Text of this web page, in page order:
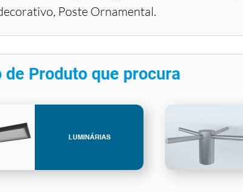
Poste Ornamental.
Produto que procura
LUMINÁRIAS